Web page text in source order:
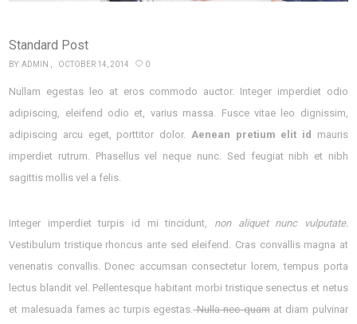
Standard Post
BY:ADMIN OCTOBER 14, 2014 0
Nullam egestas leo at eros commodo auctor. Integer imperdiet odio
adipiscing, eleifend odio et, varius massa. Fusce vitae leo dignissim,
adipiscing arcu eget, porttitor dolor. Aenean pretium elit id
mauris
imperdiet rutrum. Phasellus vel neque nunc. Sed feugiat nibh et nibh
sagittis mollis vel a felis.
Integer imperdiet turpis id mi tincidunt, non aliquet nunc vulputate.
Vestibulum tristique rhoncus ante sed eleifend. Cras convallis magna at
venenatis convallis. Donec accumsan consectetur lorem, tempus porta
lectus blandit vel. Pellentesque habitant morbi tristique senectus et netus
et malesuada fames ac turpis egestas.Nulla nec quamat diam pulvinar